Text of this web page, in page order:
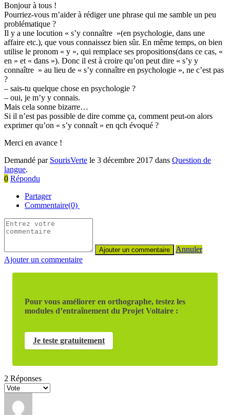
Bonjour à tous !
Pourriez-vous m’aider à rédiger une phrase qui me samble un peu
problématique ?
Il y a une locution « s’y connaître »(en psychologie, dans une
affaire etc.), que vous connaissez bien sûr. En même temps, on bien
utilise le pronom « y », qui remplace ses propositions(dans ce cas, «
en » et « dans »). Donc il est à croire qu’on peut dire « s’y y
connaître » au lieu de « s’y connaître en psychologie », ne c’est pas
?
– sais-tu quelque chose en psychologie ?
– oui, je m’y y connais.
Mais cela sonne bizarre…
Si il n’est pas possible de dire comme ça, comment peut-on alors
exprimer qu’on « s’y connaît » en qch évoqué ?
Merci en avance !
Demandé par SourisVerte le 3 décembre 2017 dans Question de
langue.
0 Répondu
Partager
Commentaire(0)
Annuler
Ajouter un commentaire
Pour vous améliorer en orthographe, testez les
modules d’entraînement du Projet Voltaire :
Je teste gratuitement
2 Réponses